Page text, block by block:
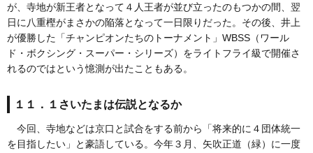
が、寺地が新王者となって４人王者が並び立ったのもつかの間、翌
日に八重樫がまさかの陥落となって一日限りだった。その後、井上
が優勝した「チャンピオンたちのトーナメント」WBSS（ワール
ド・ボクシング・スーパー・シリーズ）をライトフライ級で開催さ
れるのではという憶測が出たこともある。
１１．１さいたまは伝説となるか
今回、寺地などは京口と試合をする前から「将来的に４団体統一
を目指したい」と豪語している。今年３月、矢吹正道（緑）に一度